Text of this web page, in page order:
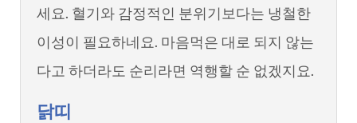
세요. 혈기와 감정적인 분위기보다는 냉철한
이성이 필요하네요. 마음먹은 대로 되지 않는
다고 하더라도 순리라면 역행할 순 없겠지요.
닭띠